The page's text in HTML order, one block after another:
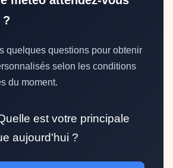
?
quelques questions pour obtenir
selon les conditions
du moment.
est votre principale
aujourd'hui ?